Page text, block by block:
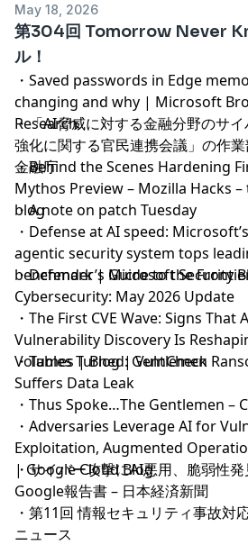
ClickFixとこれまでの経路との強み
とベンダーの間で起きたゴタゴタ
Banまくり。名指しはなかなかです
色々ポロポロ出てくる。公開すりゃ
い。でも何がまずいのか分からな
んし。狭間にいる運用する側の利
てほしい。なんかこう丁度ええと
の担保、第三者の目に触れる形。
May 18, 2026
第304回 Tomorrow Never
ル！
・ Saved passwords in Edge
changing and why | Microsoft
Research
・「AI脅威に対する金融分野のサ
強化に関する官民連携会議」の作
金融庁
・Behind the Scenes Hardening
Mythos Preview – Mozilla Hacks
blog
・A note on patch Tuesday
・ Defense at AI speed:
agentic security system tops
benchmark | Microsoft Security
・Defender’s Guide to the
Cybersecurity: May 2026 Update
・ The First CVE Wave: Signs That
Vulnerability Discovery Is
Volumes | Blog | VulnCheck
・Tables Turned: Gentlemen
Suffers Data Leak
・ Thus Spoke…The Gentlemen –
・ Adversaries Leverage AI for
Exploitation, Augmented
| Google Cloud Blog
・サイバー攻撃にAI悪用、脆弱性発
Google報告書 – 日本経済新聞
・ 第11回 情報セキュリティ事故対
ニュース